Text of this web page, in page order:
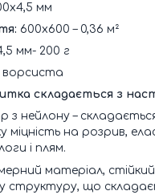
мм
600х600 – 0,36 м²
мм- 200 г
ворсиста
складається з
з нейлону –
міцність на розрив,
і плям.
матеріал,
що